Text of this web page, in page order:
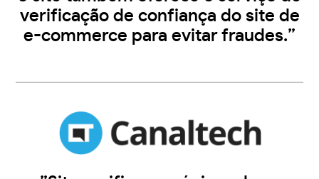
verificação de confiança do site de
e-commerce para evitar fraudes.”